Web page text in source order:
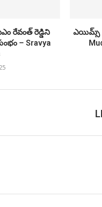
రేవంత్ రెడ్డిని
– Sravya
ఎయిమ్స్